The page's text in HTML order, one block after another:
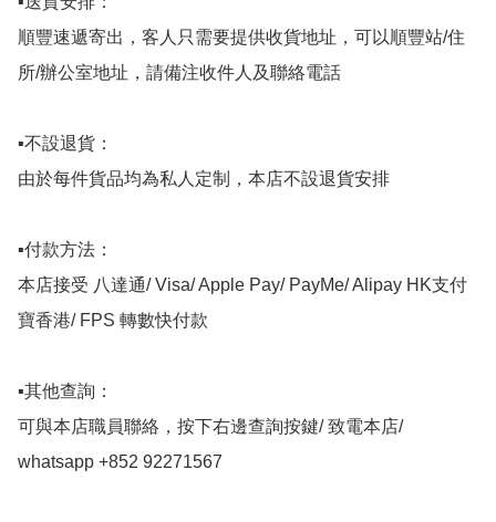
順豐速遞寄出，客人只需要提供收貨地址，可以順豐站/住
所/辦公室地址，請備注收件人及聯絡電話
▪️不設退貨：
由於每件貨品均為私人定制，本店不設退貨安排
▪️付款方法：
本店接受 八達通/ Visa/ Apple Pay/ PayMe/ Alipay HK支付
寶香港/ FPS 轉數快付款
▪️其他查詢：
可與本店職員聯絡，按下右邊查詢按鍵/ 致電本店/
whatsapp +852 92271567